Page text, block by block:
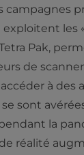
campagnes
les
Pak,
de
à des
sont
la
réalité